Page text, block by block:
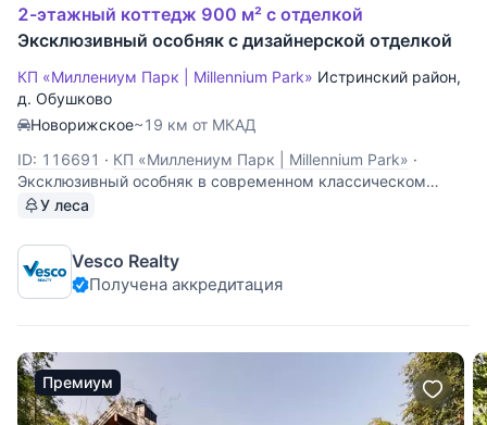
2-этажный коттедж 900 м² с отделкой
Эксклюзивный особняк с дизайнерской отделкой
КП «Миллениум Парк | Millennium Park» Истринский район,
д. Обушково
Новорижское~19 км от МКАД
ID: 116691 · КП «Миллениум Парк | Millennium Park» ·
Эксклюзивный особняк в современном классическом
стиле с просторными объемами помещений, встроенным
проживанию и расположен на примыкающем к водному
каналу участке 31 сот с эстетичным ландшафтным
дизайном.
У леса
Vesco Realty
Получена аккредитация
Премиум